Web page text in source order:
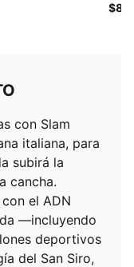
con Slam
italiana, para
subirá la
cancha.
el ADN
—incluyendo
deportivos
del San Siro,